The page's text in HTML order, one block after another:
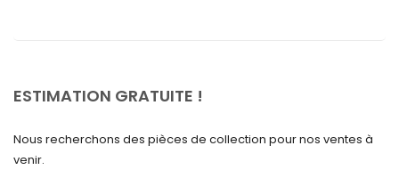
avril 2025
février 2025
ESTIMATION GRATUITE !
Nous recherchons des pièces de collection pour nos ventes à
venir.